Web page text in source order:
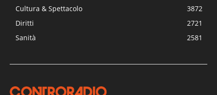
Cultura & Spettacolo
3872
Diritti
2721
Sanità
2581